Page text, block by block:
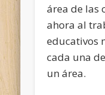
área de las
ahora al
educativos
cada una
un área.